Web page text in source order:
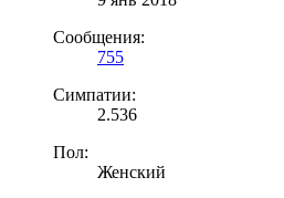
Сообщения:
755
Симпатии:
2.536
Пол:
Женский